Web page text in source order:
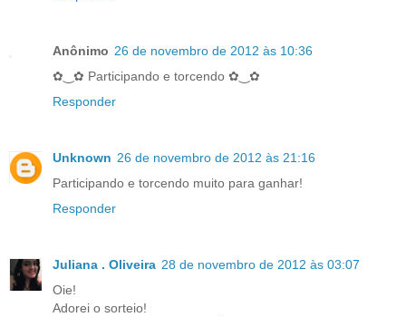
Anônimo 26 de novembro de 2012 às 10:36
✿‿✿ Participando e torcendo ✿‿✿
Responder
Unknown 26 de novembro de 2012 às 21:16
Participando e torcendo muito para ganhar!
Responder
Juliana . Oliveira 28 de novembro de 2012 às 03:07
Oie!
Adorei o sorteio!